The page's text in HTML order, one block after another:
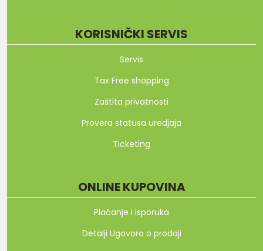
KORISNIČKI SERVIS
Servis
Tax Free shopping
Zaštita privatnosti
Provera statusa uredjaja
Ticketing
ONLINE KUPOVINA
Plaćanje i isporuka
Detalji Ugovora o prodaji